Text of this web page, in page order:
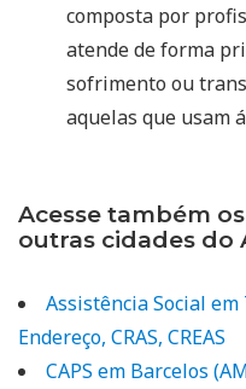
composta por
atende de forma
sofrimento ou
aquelas que usam
Acesse também
outras cidades do
Assistência Social
Endereço, CRAS, CREAS
CAPS em Barcelos